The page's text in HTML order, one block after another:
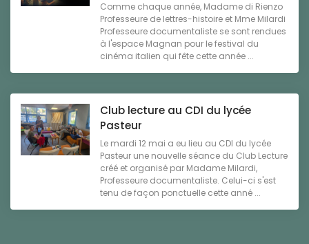
Comme chaque année, Madame di Rienzo
Professeure de lettres-histoire et Mme Milardi
Professeure documentaliste se sont rendues
à l'espace Magnan pour le festival du
cinéma italien qui fête cette année ...
Club lecture au CDI du lycée
Pasteur
Le mardi 12 mai a eu lieu au CDI du lycée
Pasteur une nouvelle séance du Club Lecture
créé et organisé par Madame Milardi,
Professeure documentaliste. Celui-ci s'est
tenu de façon ponctuelle cette anné ...